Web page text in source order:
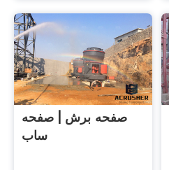
صفحه برش | صفحه
ساب